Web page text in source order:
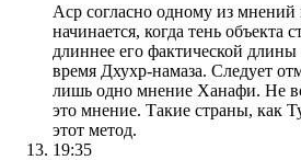
Аср согласно одному из
начинается, когда тень объекта
длиннее его фактической
время Дхухр-намаза. Следует
лишь одно мнение Ханафи. Не
это мнение. Такие страны, как
этот метод.
19:35